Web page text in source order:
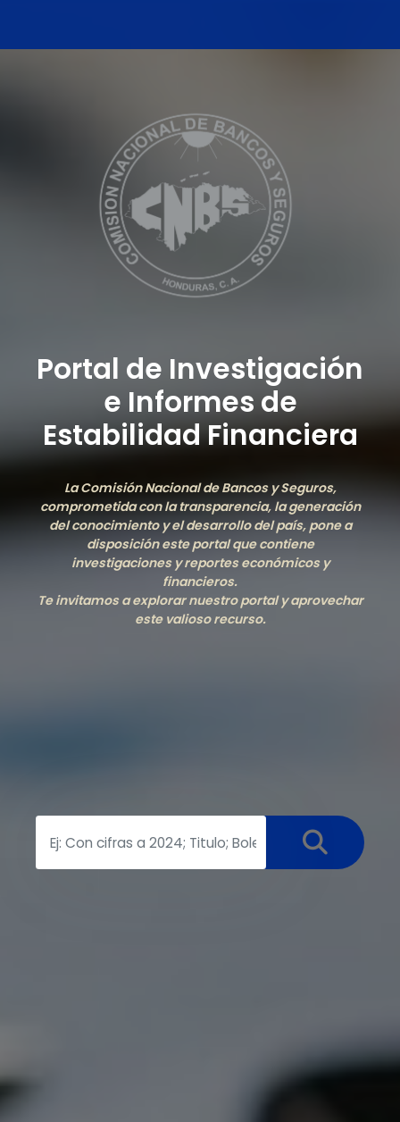
Portal de Investigación
e Informes de
Estabilidad Financiera
La Comisión Nacional de Bancos y Seguros,
comprometida con la transparencia, la generación
del conocimiento y el desarrollo del país, pone a
disposición este portal que contiene
investigaciones y reportes económicos y
financieros.
Te invitamos a explorar nuestro portal y aprovechar
este valioso recurso.